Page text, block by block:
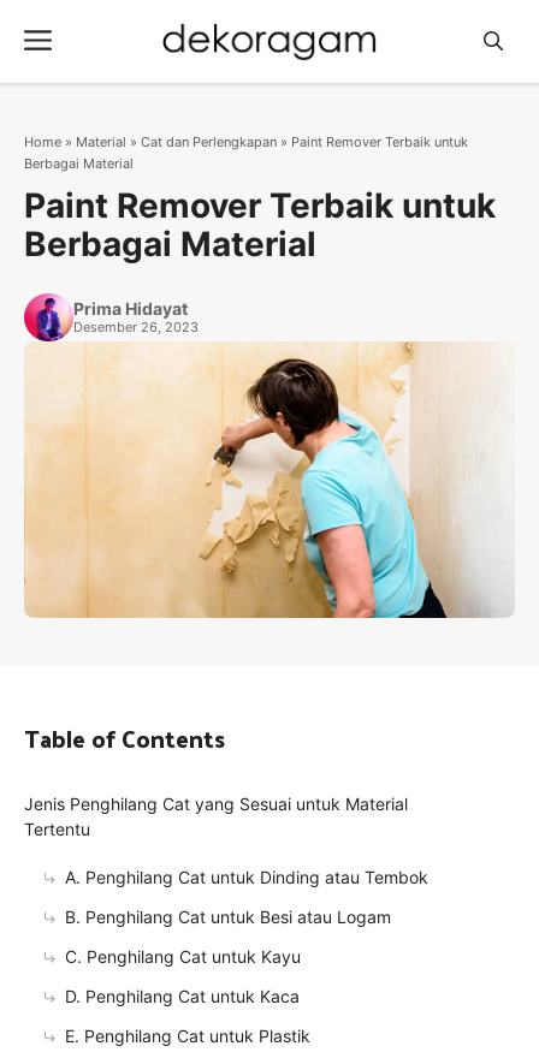
Menu
Home » Material » Cat dan Perlengkapan » Paint Remover Terbaik untuk
Berbagai Material
Paint Remover Terbaik untuk
Berbagai Material
Prima Hidayat
Desember 26, 2023
Table of Contents
Jenis Penghilang Cat yang Sesuai untuk Material
Tertentu
A. Penghilang Cat untuk Dinding atau Tembok
B. Penghilang Cat untuk Besi atau Logam
C. Penghilang Cat untuk Kayu
D. Penghilang Cat untuk Kaca
E. Penghilang Cat untuk Plastik